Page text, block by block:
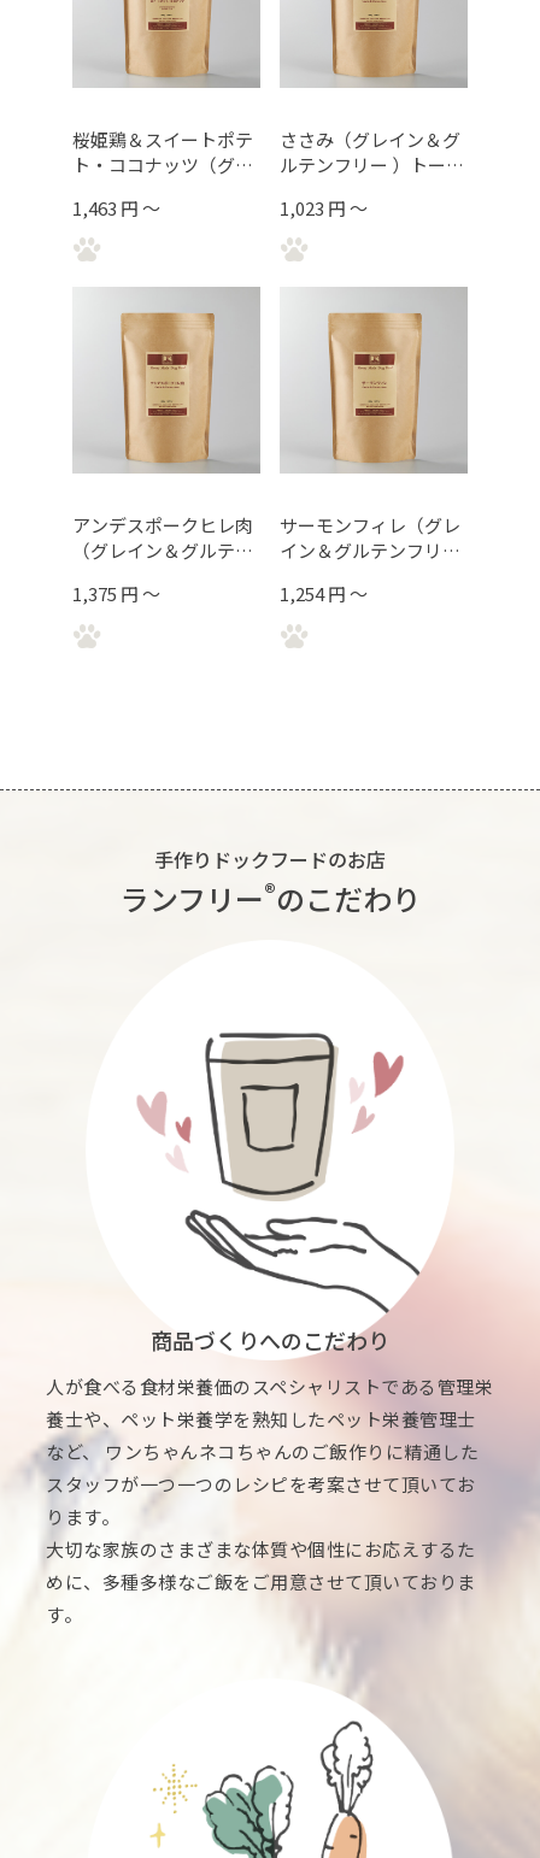
桜姫鶏＆スイートポテ
ト・ココナッツ（グレ
ー/食の細い子用）
1,463 円 ～
ささみ（グレイン＆グ
ルテンフリー ）トータ
1,023 円 ～
アンデスポークヒレ肉
（グレイン＆グルテン
ィサポート
1,375 円 ～
サーモンフィレ（グレ
イン＆グルテンフリー
ート
1,254 円 ～
手作りドックフードのお店
ランフリー®︎のこだわり
商品づくりへのこだわり
人が食べる食材栄養価のスペシャリストである管理栄
養士や、ペット栄養学を熟知したペット栄養管理士
など、 ワンちゃんネコちゃんのご飯作りに精通した
スタッフが一つ一つのレシピを考案させて頂いてお
ります。
大切な家族のさまざまな体質や個性にお応えするた
めに、多種多様なご飯をご用意させて頂いておりま
す。